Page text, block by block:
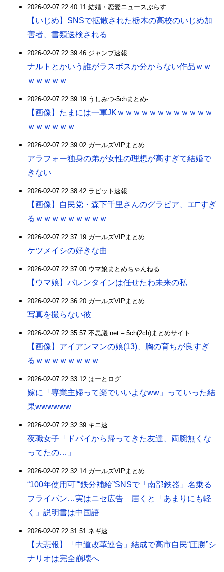
2026-02-07 22:40:11 結婚・恋愛ニュースぷらす
【いじめ】SNSで拡散された栃木の高校のいじめ加
害者、書類送検される
2026-02-07 22:39:46 ジャンプ速報
ナルトとかいう誰がラスボスか分からない作品ｗｗ
ｗｗｗｗｗ
2026-02-07 22:39:19 うしみつ-5chまとめ-
【画像】たまには一軍JKｗｗｗｗｗｗｗｗｗｗｗｗ
ｗｗｗｗｗｗ
2026-02-07 22:39:02 ガールズVIPまとめ
アラフォー独身の弟が女性の理想が高すぎて結婚で
きない
2026-02-07 22:38:42 ラビット速報
【画像】自民党・森下千里さんのグラビア、エ□すぎ
るｗｗｗｗｗｗｗｗｗ
2026-02-07 22:37:19 ガールズVIPまとめ
ケツメイシの好きな曲
2026-02-07 22:37:00 ウマ娘まとめちゃんねる
【ウマ娘】バレンタインは任せたわ未来の私
2026-02-07 22:36:20 ガールズVIPまとめ
写真を撮らない彼
2026-02-07 22:35:57 不思議.net – 5ch(2ch)まとめサイト
【画像】アイアンマンの娘(13)、胸の育ちが良すぎ
るｗｗｗｗｗｗｗｗ
2026-02-07 22:33:12 はーとログ
嫁に「専業主婦って楽でいいよなww」っていった結
果wwwwww
2026-02-07 22:32:39 キニ速
夜職女子「ドバイから帰ってきた友達、両腕無くな
ってたの…」
2026-02-07 22:32:14 ガールズVIPまとめ
“100年使用可”“鉄分補給”SNSで「南部鉄器」名乗る
フライパン…実はニセ広告 届くと「あまりにも軽
く」説明書は中国語
2026-02-07 22:31:51 ネギ速
【大悲報】「中道改革連合」結成で高市自民“圧勝”シ
ナリオは完全崩壊へ